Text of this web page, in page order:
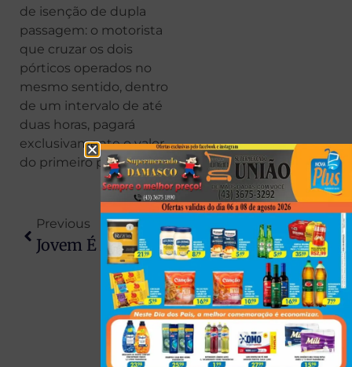
de isenção de dupla
passagem: o motorista
que cruzar os dois
pórticos operados no
mesmo sentido, dentro
de um intervalo de até
duas horas, pagará
exclusivamente o valor
do primeiro pórtico.
Previous
Jovem É Atropelada Durante Travessia Em Faixa De Pedestre Em Londrina
Next
Dupla É Detida Após Roubo A Residência Em Presidente Prudente